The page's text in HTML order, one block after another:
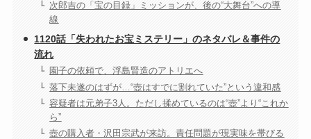
次郎吉の「宝の目録」ミッションが、後の“大舞台”への導
線
1120話「失われたお宝ミステリー」のネタバレ＆事件の
流れ
園子の依頼で、浮島賢造のアトリエへ
落下未遂のはずが…“壺はすでに割れていた”という違和感
容疑者は元弟子3人。ただし揉めているのは“壺”より“これか
ら”
壺の購入者・沢田宗武が来訪。責任問題が現実味を帯びる